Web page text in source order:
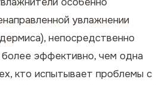
увлажнении
непосредственно
эффективно, чем одна
кто испытывает проблемы с